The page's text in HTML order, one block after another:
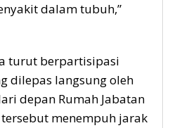
dalam tubuh,”
turut berpartisipasi
dilepas langsung oleh
depan Rumah Jabatan
menempuh jarak